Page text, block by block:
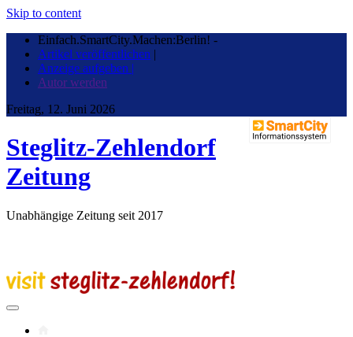
Skip to content
Einfach.SmartCity.Machen:Berlin! -
Artikel veröffentlichen |
Anzeige aufgeben |
Autor werden
Freitag, 12. Juni 2026
Steglitz-Zehlendorf
Zeitung
Unabhängige Zeitung seit 2017